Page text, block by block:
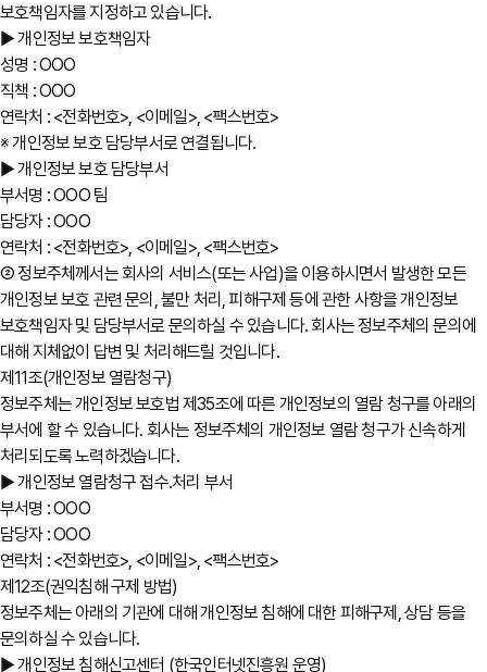
보호책임자를 지정하고 있습니다.
▶ 개인정보 보호책임자
성명 : OOO
직책 : OOO
연락처 : <전화번호>, <이메일>, <팩스번호>
※ 개인정보 보호 담당부서로 연결됩니다.
▶ 개인정보 보호 담당부서
부서명 : OOO 팀
담당자 : OOO
연락처 : <전화번호>, <이메일>, <팩스번호>
② 정보주체께서는 회사의 서비스(또는 사업)을 이용하시면서 발생한 모든
개인정보 보호 관련 문의, 불만 처리, 피해구제 등에 관한 사항을 개인정보
보호책임자 및 담당부서로 문의하실 수 있습니다. 회사는 정보주체의 문의에
대해 지체없이 답변 및 처리해드릴 것입니다.
제11조(개인정보 열람청구)
정보주체는 개인정보 보호법 제35조에 따른 개인정보의 열람 청구를 아래의
부서에 할 수 있습니다. 회사는 정보주체의 개인정보 열람 청구가 신속하게
처리되도록 노력하겠습니다.
▶ 개인정보 열람청구 접수․처리 부서
부서명 : OOO
담당자 : OOO
연락처 : <전화번호>, <이메일>, <팩스번호>
제12조(권익침해 구제 방법)
정보주체는 아래의 기관에 대해 개인정보 침해에 대한 피해구제, 상담 등을
문의하실 수 있습니다.
▶ 개인정보 침해신고센터 (한국인터넷진흥원 운영)